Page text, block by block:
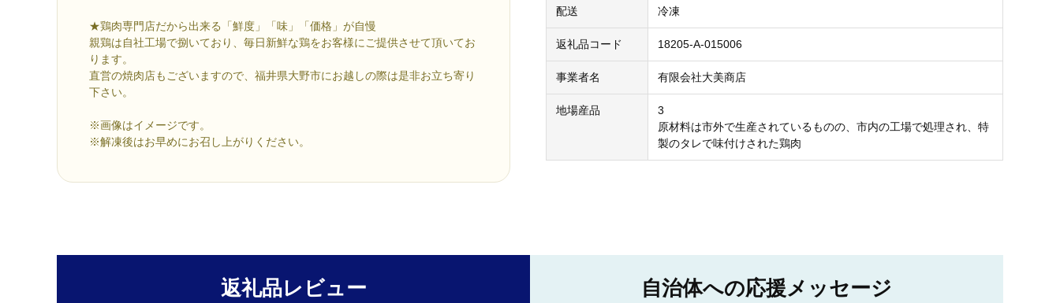
★鶏肉専門店だから出来る「鮮度」「味」「価格」が自慢
親鶏は自社工場で捌いており、毎日新鮮な鶏をお客様にご提供させて頂いてお
ります。
直営の焼肉店もございますので、福井県大野市にお越しの際は是非お立ち寄り
下さい。
※画像はイメージです。
※解凍後はお早めにお召し上がりください。
配送 冷凍
返礼品コード 18205-A-015006
事業者名 有限会社大美商店
地場産品
3
原材料は市外で生産されているものの、市内の工場で処理され、特
製のタレで味付けされた鶏肉
返礼品レビュー 自治体への応援メッセージ